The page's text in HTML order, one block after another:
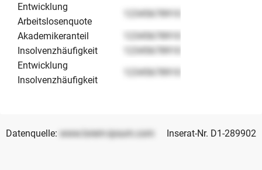
Entwicklung
Arbeitslosenquote
12345678910
Akademikeranteil
12345678910
Insolvenzhäufigkeit
12345678910
Entwicklung
Insolvenzhäufigkeit
12345678910
Datenquelle: www.lorem-ipsum.com Inserat-Nr. D1-289902